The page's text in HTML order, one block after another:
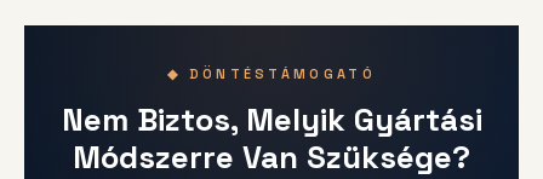
◆ DÖNTÉSTÁMOGATÓ
Nem Biztos, Melyik Gyártási
Módszerre Van Szüksége?